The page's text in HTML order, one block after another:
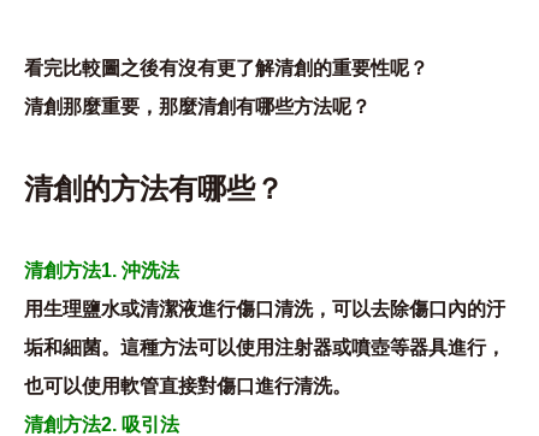
看完比較圖之後有沒有更了解清創 的重要性呢？
清創那麼重要，那麼清創有哪些方法呢？
清創的方法有哪些？
清創方法1. 沖洗法
用生理鹽水或清潔液進行傷口清洗，可以去除傷口內的汙
垢和細菌。這種方法可以使用注射器或噴壺等器具進行，
也可以使用軟管直接對傷口進行清洗。
清創方法2. 吸引法